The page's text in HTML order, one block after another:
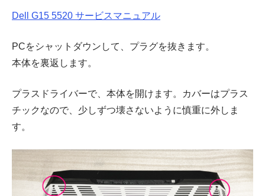
Dell G15 5520 サービスマニュアル
PCをシャットダウンして、プラグを抜きます。
本体を裏返します。
プラスドライバーで、本体を開けます。カバーはプラス
チックなので、少しずつ壊さないように慎重に外しま
す。